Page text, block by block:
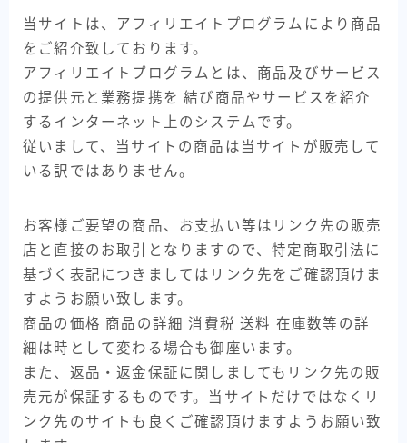
当サイトは、アフィリエイトプログラムにより商品
をご紹介致しております。
アフィリエイトプログラムとは、商品及びサービス
の提供元と業務提携を 結び商品やサービスを紹介
するインターネット上のシステムです。
従いまして、当サイトの商品は当サイトが販売して
いる訳ではありません。
お客様ご要望の商品、お支払い等はリンク先の販売
店と直接のお取引となりますので、特定商取引法に
基づく表記につきましてはリンク先をご確認頂けま
すようお願い致します。
商品の価格 商品の詳細 消費税 送料 在庫数等の詳
細は時として変わる場合も御座います。
また、返品・返金保証に関しましてもリンク先の販
売元が保証するものです。当サイトだけではなくリ
ンク先のサイトも良くご確認頂けますようお願い致